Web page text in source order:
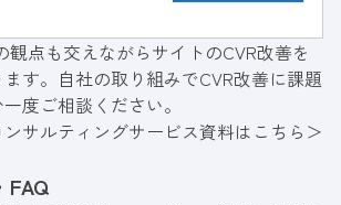
用対効果を最大化させる
出るのかわからない」
に取り...
観点も交えながらサイトのCVR改善を
す。自社の取り組みでCVR改善に課題
度ご相談ください。
ンサルティングサービス資料はこちら＞
FAQ